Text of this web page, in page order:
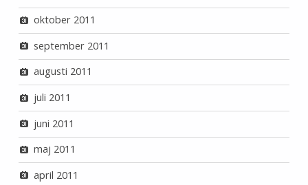
oktober 2011
september 2011
augusti 2011
juli 2011
juni 2011
maj 2011
april 2011